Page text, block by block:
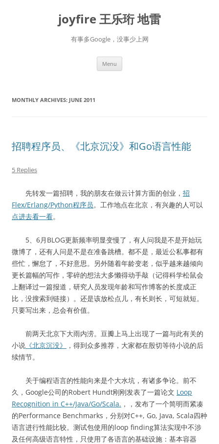
joyfire 王乐珩 地雷
有事多Google，没事少上网
Menu
MONTHLY ARCHIVES: JUNE 2011
招聘程序员、《北京沉没》和Go语言性能
5 Replies
先转发一篇招聘，我的朋友在做云计算方面的创业， 招
Flex/Erlang/Python程序员。工作地点在北京，有兴趣的人可以
点进去看一看。
5、6月BLOG更新频率明显变慢了，有人问我是不是开始玩
微博了，还有人问是不是在准备跳槽。都不是，最近公私事都有
些忙，懈怠了，不好意思。另外随着年龄变老，似乎越来越倾向
更长篇幅的写作，零碎的想法大多懒得动手敲（记得科学松鼠会
上翻译过一篇报道，研究人员发现年龄和写作博客的长度成正
比，没搜索到链接）。还是该放松点儿，有长则长，可短就短。
只要写出来，总会有价值。
前两天北京下大雨内涝。豆瓣上马上出现了一篇与此有关的
小说 《北京沉没》
，得到众多推荐，大家都在殷切等待小说的后
续情节。
关于编程语言的性能向来是个大水坑，有诸多争论。前不
久，Google公司的Robert Hundt刚刚发表了一篇论文 Loop
Recognition in C++/Java/Go/Scala. ，，发布了一个简明而紧凑
的Performance Benchmarks，分别对C++, Go, Java, Scala四种
语言进行性能比较。测试包使用的loop finding算法实现中不涉
及任何高级语言特性，只使用了各语言的基础设施：基本容器